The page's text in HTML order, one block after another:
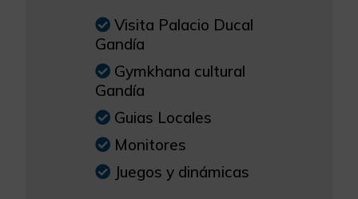
Visita Palacio Ducal
Gandía
Gymkhana cultural
Gandía
Guias Locales
Monitores
Juegos y dinámicas